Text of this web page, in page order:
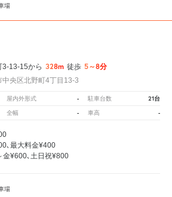
場
3-13-15から 328m 徒歩 5～8分
央区北野町4丁目13-3
屋内外形式 - 駐車台数 21台
全幅 - 車高 -
､最大料金¥400
金¥600､土日祝¥800
場